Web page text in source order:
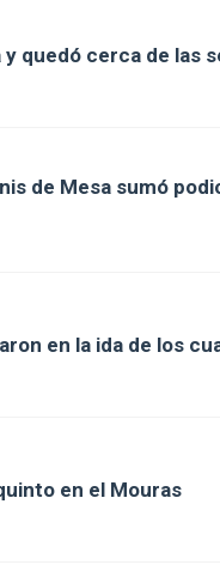
quedó cerca de las
de Mesa sumó
en la ida de los
en el Mouras